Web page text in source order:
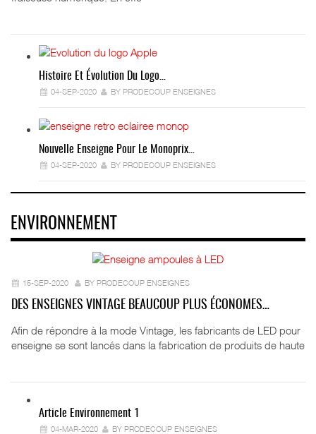
Histoire Et Évolution Du Logo…
04-SEP-2020 BY PRODECOUP ENSEIGNES
Nouvelle Enseigne Pour Le Monoprix…
04-SEP-2020 BY PRODECOUP ENSEIGNES
ENVIRONNEMENT
15-SEP-2020 BY PRODECOUP ENSEIGNES
DES ENSEIGNES VINTAGE BEAUCOUP PLUS ÉCONOMES…
Afin de répondre à la mode Vintage, les fabricants de LED pour
enseigne se sont lancés dans la fabrication de produits de haute
Article Environnement 1
04-MAR-2020 BY PRODECOUP ENSEIGNES